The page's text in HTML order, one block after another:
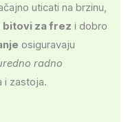
uticati na brzinu,
bitovi za frez i dobro
osiguravaju
radno
i zastoja.